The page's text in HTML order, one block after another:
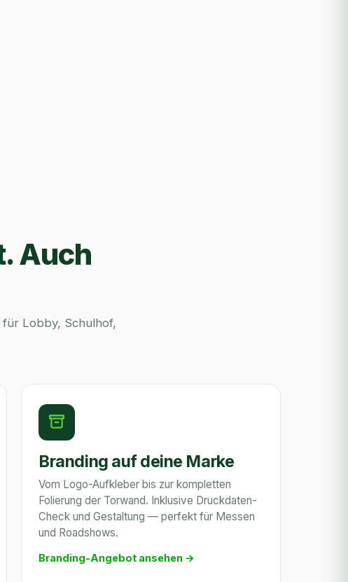
Auch
Lobby, Schulhof,
Branding auf deine Marke
Vom Logo-Aufkleber bis zur kompletten
Folierung der Torwand. Inklusive Druckdaten-
Check und Gestaltung — perfekt für Messen
und Roadshows.
Branding-Angebot ansehen →